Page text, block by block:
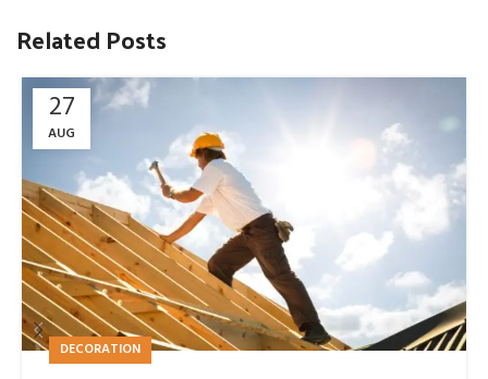
Related Posts
27
AUG
DECORATION